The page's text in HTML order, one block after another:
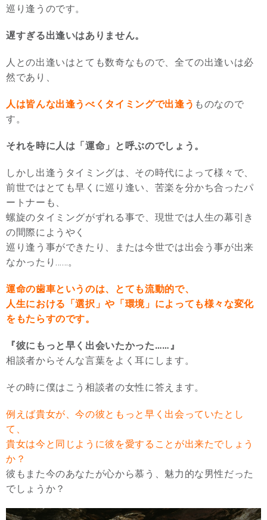
巡り逢うのです。
遅すぎる出逢いはありません。
人との出逢いはとても数奇なもので、全ての出逢いは必
然であり、
人は皆んな出逢うべくタイミングで出逢う ものなので
す。
それを時に人は「運命」と呼ぶのでしょう。
しかし出逢うタイミングは、その時代によって様々で、
前世ではとても早くに巡り逢い、苦楽を分かち合ったパ
ートナーも、
螺旋のタイミングがずれる事で、現世では人生の幕引き
の間際にようやく
巡り逢う事ができたり、または今世では出会う事が出来
なかったり……。
運命の歯車というのは、とても流動的で、
人生における「選択」や「環境」によっても様々な変化
をもたらすのです。
『彼にもっと早く出会いたかった……』
相談者からそんな言葉をよく耳にします。
その時に僕はこう相談者の女性に答えます。
例えば貴女が、今の彼ともっと早く出会っていたとし
て、
貴女は今と同じように彼を愛することが出来たでしょう
か？
彼もまた今のあなたが心から慕う、魅力的な男性だった
でしょうか？